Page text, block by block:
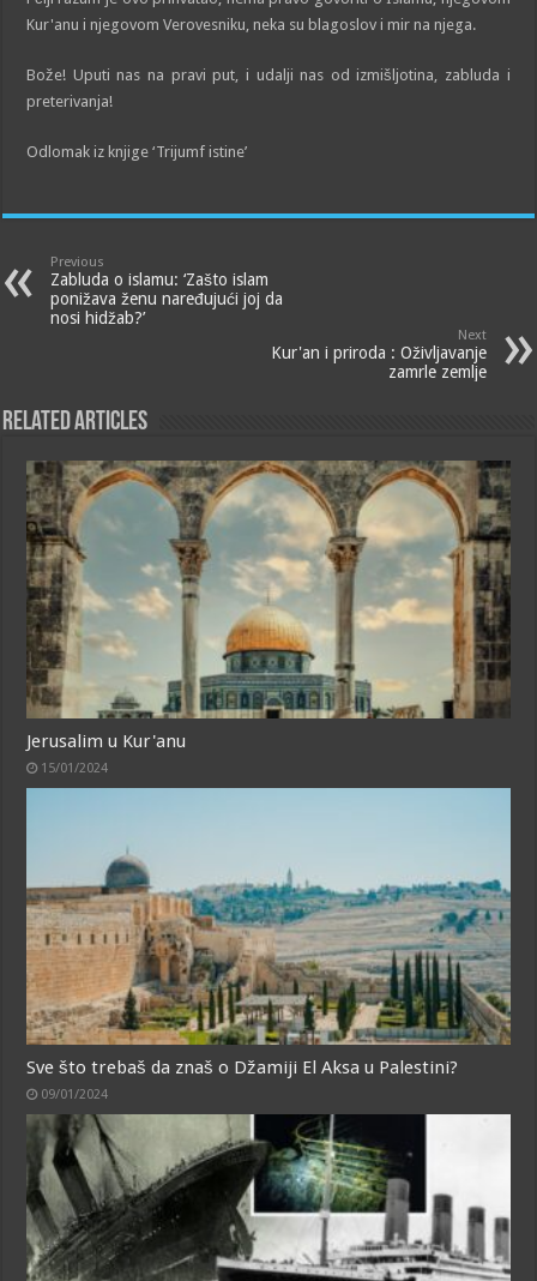
Kur'anu i njegovom Verovesniku, neka su blagoslov i mir na njega.
Bože! Uputi nas na pravi put, i udalji nas od izmišljotina, zabluda i
preterivanja!
Odlomak iz knjige ‘Trijumf istine’
Previous
Zabluda o islamu: ‘Zašto islam
ponižava ženu naređujući joj da
nosi hidžab?’
Next
Kur'an i priroda : Oživljavanje
zamrle zemlje
Related Articles
Jerusalim u Kur'anu
15/01/2024
Sve što trebaš da znaš o Džamiji El Aksa u Palestini?
09/01/2024